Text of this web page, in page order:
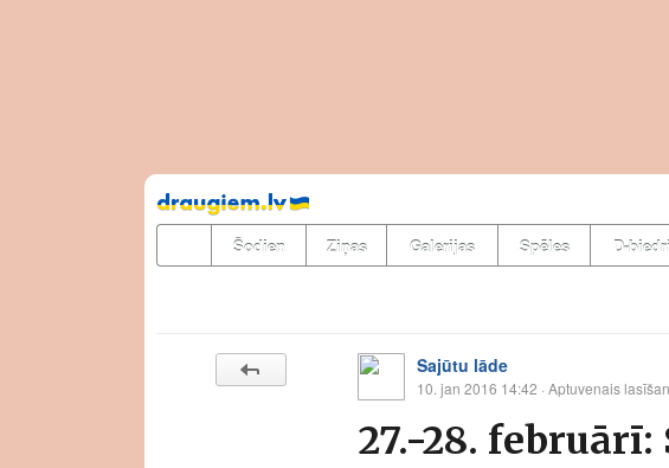
Pāriet
uz
saturu
Šodien Ziņas Galerijas Spēles D-biedri
Sajūtu lāde
10. jan 2016 14:42 · Aptuvenais
27.-28. februārī: